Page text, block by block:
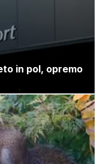
in pol, opremo